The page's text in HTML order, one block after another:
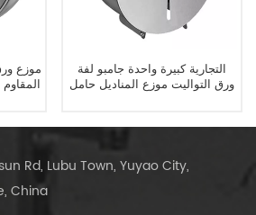
موزع
التجارية كبيرة واحدة جامبو لفة
ورق التواليت موزع المناديل حامل
Rd, Lubu Town, Yuyao City,
China